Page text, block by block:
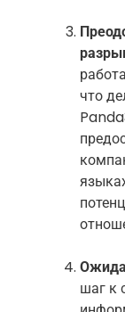
что
шаг к